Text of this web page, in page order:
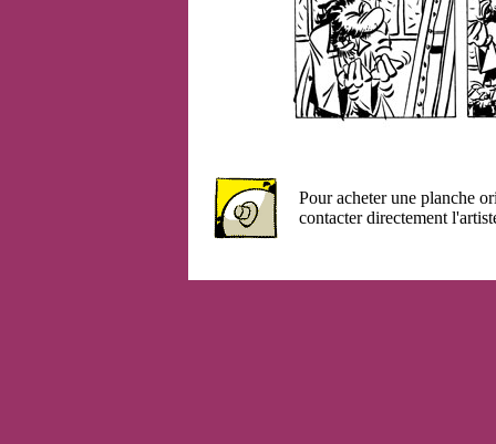
Pour acheter une planche
contacter directement